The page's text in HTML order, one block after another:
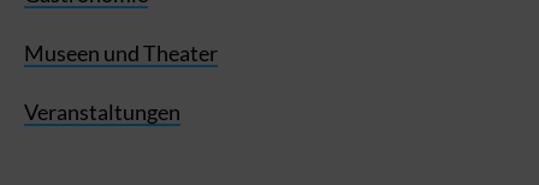
Museen und Theater
Veranstaltungen